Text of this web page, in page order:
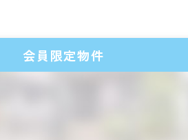
会員限定物件